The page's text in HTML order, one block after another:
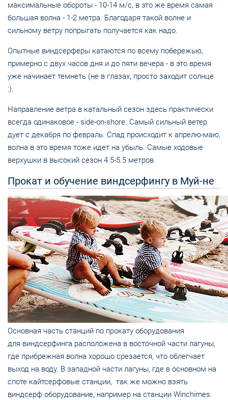
максимальные обороты - 10-14 м/с, в это же время самая
большая волна - 1-2 метра. Благодаря такой волне и
сильному ветру попрыгать получается как надо.
Опытные виндсерферы катаются по всему побережью,
примерно с двух часов дня и до пяти вечера - в это время
уже начинает темнеть (не в глазах, просто заходит солнце
:).
Направление ветра в катальный сезон здесь практически
всегда одинаковое - side-on-shore. Самый сильный ветер
дует с декабря по февраль. Спад происходит к апрелю-маю,
волна в это время тоже идет на убыль. Самые ходовые
верхушки в высокий сезон 4.5-5.5 метров.
Прокат и обучение виндсерфингу в Муй-не
Основная часть станций по прокату оборудования
для виндсерфинга расположена в восточной части лагуны,
где прибрежная волна хорошо срезается, что облегчает
выход на воду. В западной части лагуны, где в основном на
споте кайтсерфовые станции, так же можно взять
виндсерф оборудование, например на станции Winchimes.